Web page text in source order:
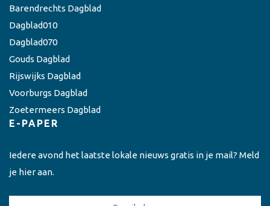
Barendrechts Dagblad
Dagblad010
Dagblad070
Gouds Dagblad
Rijswijks Dagblad
Voorburgs Dagblad
Zoetermeers Dagblad
E-PAPER
Iedere avond het laatste lokale nieuws gratis in je mail? Meld
je hier aan.